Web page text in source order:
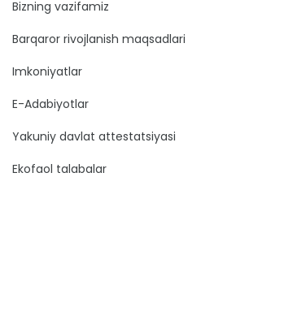
Bizning vazifamiz
Barqaror rivojlanish maqsadlari
Imkoniyatlar
E-Adabiyotlar
Yakuniy davlat attestatsiyasi
Ekofaol talabalar